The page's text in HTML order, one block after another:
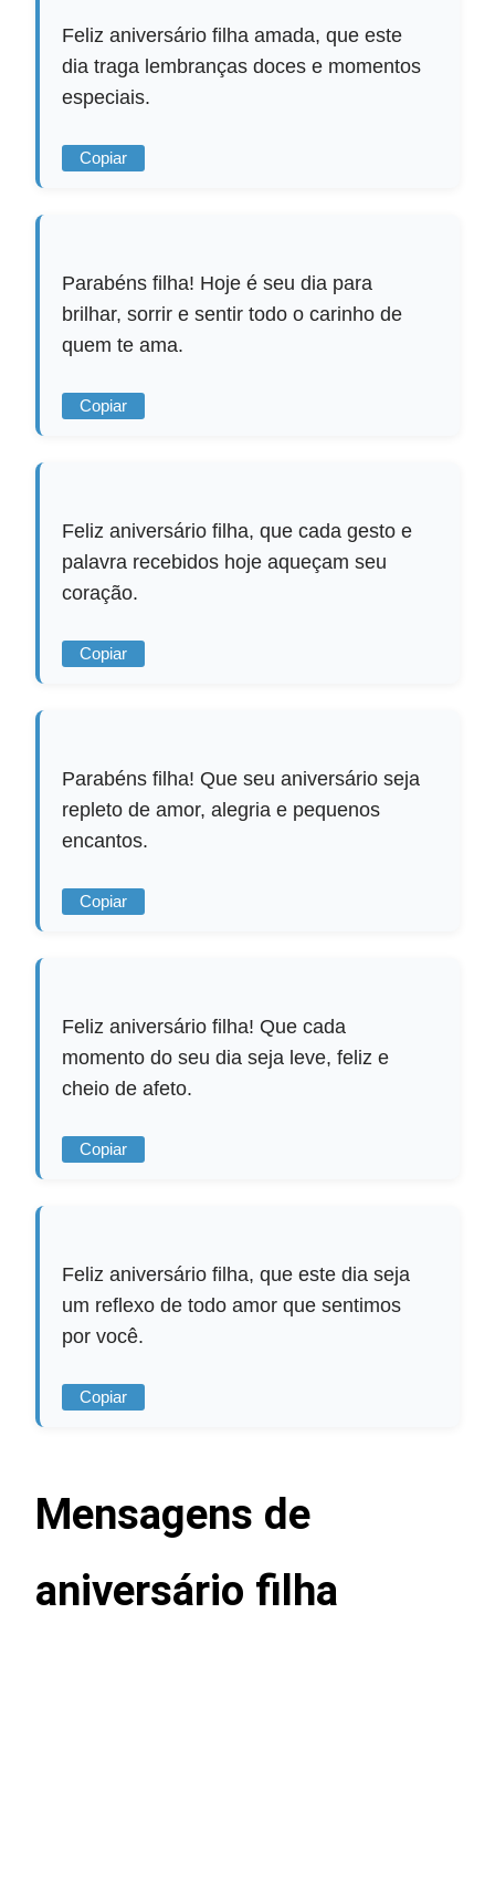
Feliz aniversário filha amada, que este
dia traga lembranças doces e momentos
especiais.
Copiar
Parabéns filha! Hoje é seu dia para
brilhar, sorrir e sentir todo o carinho de
quem te ama.
Copiar
Feliz aniversário filha, que cada gesto e
palavra recebidos hoje aqueçam seu
coração.
Copiar
Parabéns filha! Que seu aniversário seja
repleto de amor, alegria e pequenos
encantos.
Copiar
Feliz aniversário filha! Que cada
momento do seu dia seja leve, feliz e
cheio de afeto.
Copiar
Feliz aniversário filha, que este dia seja
um reflexo de todo amor que sentimos
por você.
Copiar
Mensagens de
aniversário filha